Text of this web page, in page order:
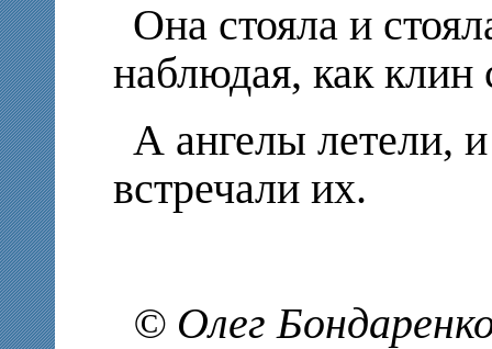
Она стояла и
наблюдая, как клин
А ангелы летели,
встречали их.
© Олег